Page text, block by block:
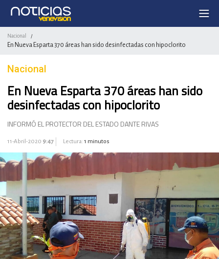
Nacional /
En Nueva Esparta 370 áreas han sido desinfectadas con hipoclorito
Nacional
En Nueva Esparta 370 áreas han sido
desinfectadas con hipoclorito
INFORMÓ EL PROTECTOR DEL ESTADO DANTE RIVAS
11-Abril-2020 9:47 Lectura: 1 minutos